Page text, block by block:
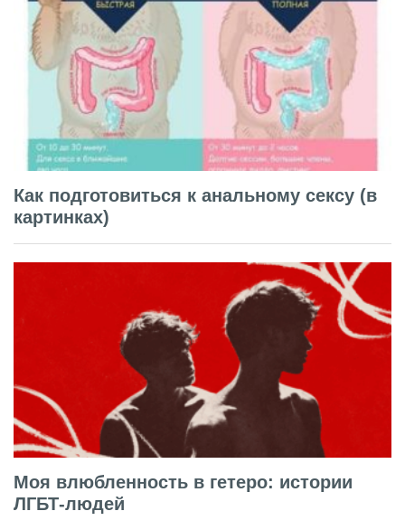
Как подготовиться к анальному сексу (в
картинках)
Моя влюбленность в гетеро: истории
ЛГБТ-людей